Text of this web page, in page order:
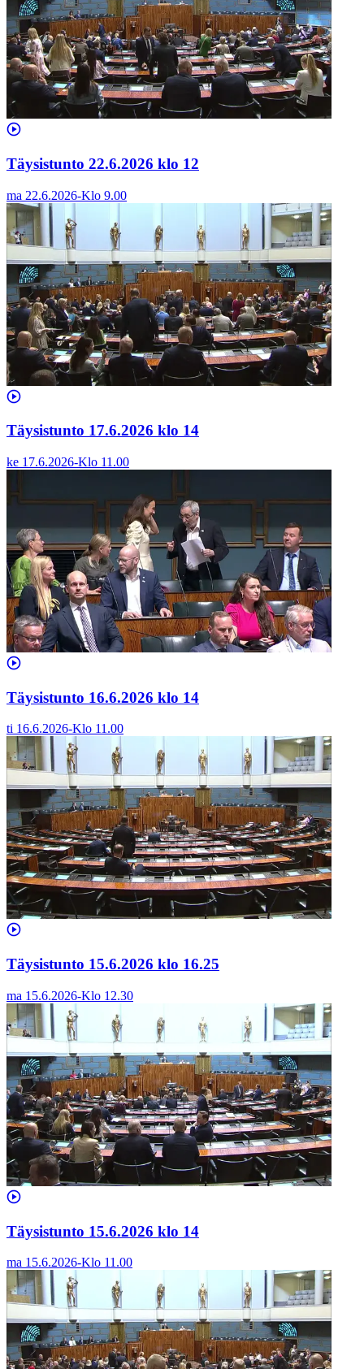
Täysistunto 22.6.2026 klo 12
ma 22.6.2026-Klo 9.00
Täysistunto 17.6.2026 klo 14
ke 17.6.2026-Klo 11.00
Täysistunto 16.6.2026 klo 14
ti 16.6.2026-Klo 11.00
Täysistunto 15.6.2026 klo 16.25
ma 15.6.2026-Klo 12.30
Täysistunto 15.6.2026 klo 14
ma 15.6.2026-Klo 11.00